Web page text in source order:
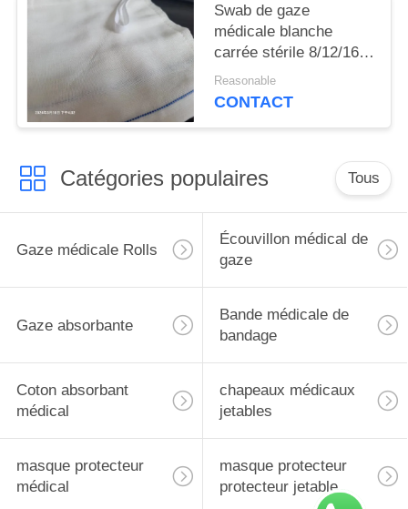
Swab de gaze
médicale blanche
carrée stérile 8/12/16
Ply Absorbance 100
pièces par sac
Reasonable
CONTACT
Catégories populaires Tous
Gaze médicale Rolls
Écouvillon médical de
gaze
Gaze absorbante
Bande médicale de
bandage
Coton absorbant
médical
chapeaux médicaux
jetables
masque protecteur
médical
masque protecteur
protecteur jetable